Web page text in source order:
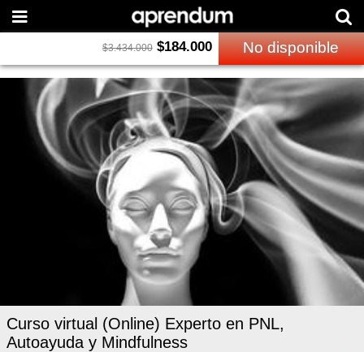
$3.434.000 $184.000 No disponible
Curso virtual (Online) Experto en PNL,
Autoayuda y Mindfulness